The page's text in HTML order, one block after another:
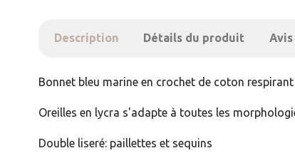
Description Détails du produit Avis
Bonnet bleu marine en crochet de coton
Oreilles en lycra s'adapte à toutes les
Double liseré: paillettes et sequins